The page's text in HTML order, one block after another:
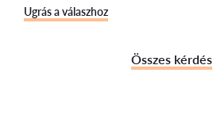
Ugrás a válaszhoz
Összes kérdés